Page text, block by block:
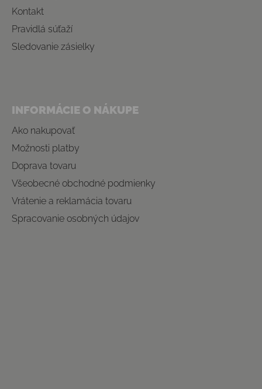
Kontakt
Pravidlá súťaží
Sledovanie zásielky
INFORMÁCIE O NÁKUPE
Ako nakupovať
Možnosti platby
Doprava tovaru
Všeobecné obchodné podmienky
Vrátenie a reklamácia tovaru
Spracovanie osobných údajov